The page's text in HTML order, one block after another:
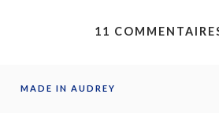
11
MADE IN AUDREY